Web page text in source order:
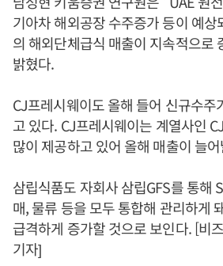
기아차 해외공장 수주증가 등이 예
의 해외단체급식 매출이 지속적으로
밝혔다.
CJ프레시웨이도 올해 들어 신규수주
고 있다. CJ프레시웨이는 계열사인
많이 제공하고 있어 올해 매출이 늘
삼립식품도 자회사 삼립GFS를 통해
매, 물류 등을 모두 통합해 관리하게
급격하게 증가할 것으로 보인다. [비
기자]